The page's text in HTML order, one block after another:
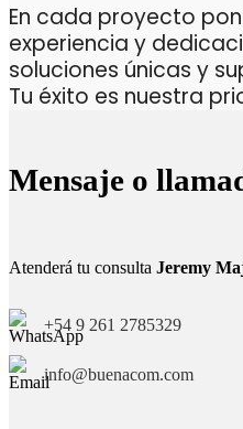
En cada proyecto
experiencia y
soluciones únicas y
Tu éxito es nuestra
Mensaje o
Atenderá tu consulta Jeremy
+54 9 261 2785329
info@buenacom.com